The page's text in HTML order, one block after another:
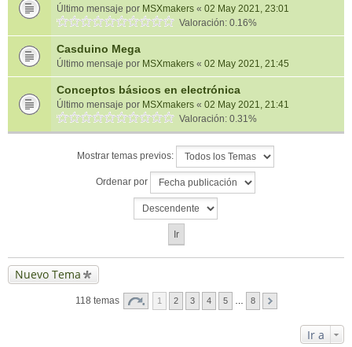
Último mensaje por MSXmakers « 02 May 2021, 23:01
Valoración: 0.16%
Casduino Mega
Último mensaje por MSXmakers « 02 May 2021, 21:45
Conceptos básicos en electrónica
Último mensaje por MSXmakers « 02 May 2021, 21:41
Valoración: 0.31%
Mostrar temas previos:
Ordenar por
Nuevo Tema
118 temas 1 2 3 4 5 8
Ir a